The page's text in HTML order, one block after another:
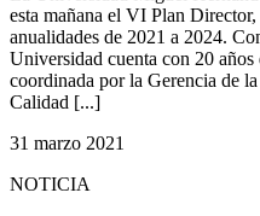
esta mañana el VI Plan
anualidades de 2021 a 2024.
Universidad cuenta con 20
coordinada por la Gerencia de
Calidad [...]
31 marzo 2021
NOTICIA